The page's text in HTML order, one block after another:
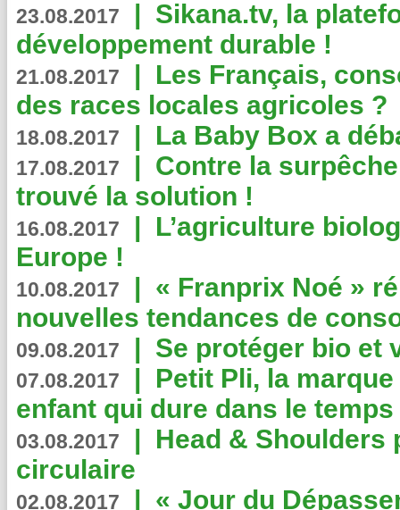
23.08.2017 | Sikana.tv, la
développement durable !
21.08.2017 | Les Français,
des races locales agricoles ?
18.08.2017 | La Baby Box a
17.08.2017 | Contre la
trouvé la solution !
16.08.2017 | L’agriculture
Europe !
10.08.2017 | « Franprix Noé »
nouvelles tendances de
09.08.2017 | Se protéger bio et
07.08.2017 | Petit Pli, la
enfant qui dure dans le temps
03.08.2017 | Head & Shoulders
circulaire
02.08.2017 | « Jour du